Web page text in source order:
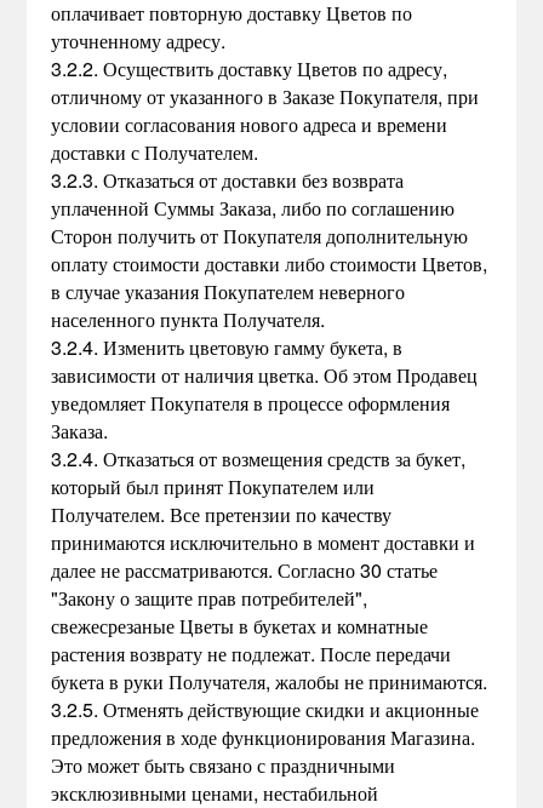
оплачивает повторную доставку Цветов по
уточненному адресу.
3.2.2. Осуществить доставку Цветов по адресу,
отличному от указанного в Заказе Покупателя, при
условии согласования нового адреса и времени
доставки с Получателем.
3.2.3. Отказаться от доставки без возврата
уплаченной Суммы Заказа, либо по соглашению
Сторон получить от Покупателя дополнительную
оплату стоимости доставки либо стоимости Цветов,
в случае указания Покупателем неверного
населенного пункта Получателя.
3.2.4. Изменить цветовую гамму букета, в
зависимости от наличия цветка. Об этом Продавец
уведомляет Покупателя в процессе оформления
Заказа.
3.2.4. Отказаться от возмещения средств за букет,
который был принят Покупателем или
Получателем. Все претензии по качеству
принимаются исключительно в момент доставки и
далее не рассматриваются. Согласно 30 статье
"Закону о защите прав потребителей",
свежесрезаные Цветы в букетах и комнатные
растения возврату не подлежат. После передачи
букета в руки Получателя, жалобы не принимаются.
3.2.5. Отменять действующие скидки и акционные
предложения в ходе функционирования Магазина.
Это может быть связано с праздничными
эксклюзивными ценами, нестабильной